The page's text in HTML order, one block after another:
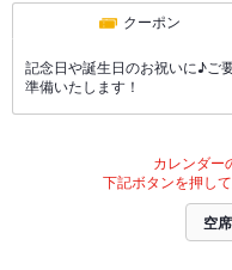
クーポン
記念日や誕生日のお祝いに♪ご
準備いたします！
カレンダー
下記ボタンを押し
空